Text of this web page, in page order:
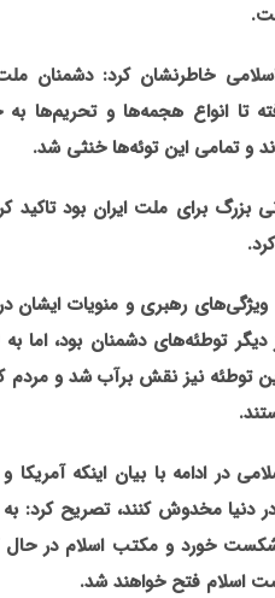
تا انواع هجمه‌ها و تحریم‌ها به
و تمامی این توئه‌ها خنثی شد.
بزرگ برای ملت ایران بود تاکید
توطئه‌های دشمنان بود، اما
توطئه نیز نقش برآب شد و مردم
در ادامه با بیان اینکه
دنیا مخدوش کنند، تصریح کرد:
شکست خورد و مکتب اسلام در
اسلام فتح خواهند شد.